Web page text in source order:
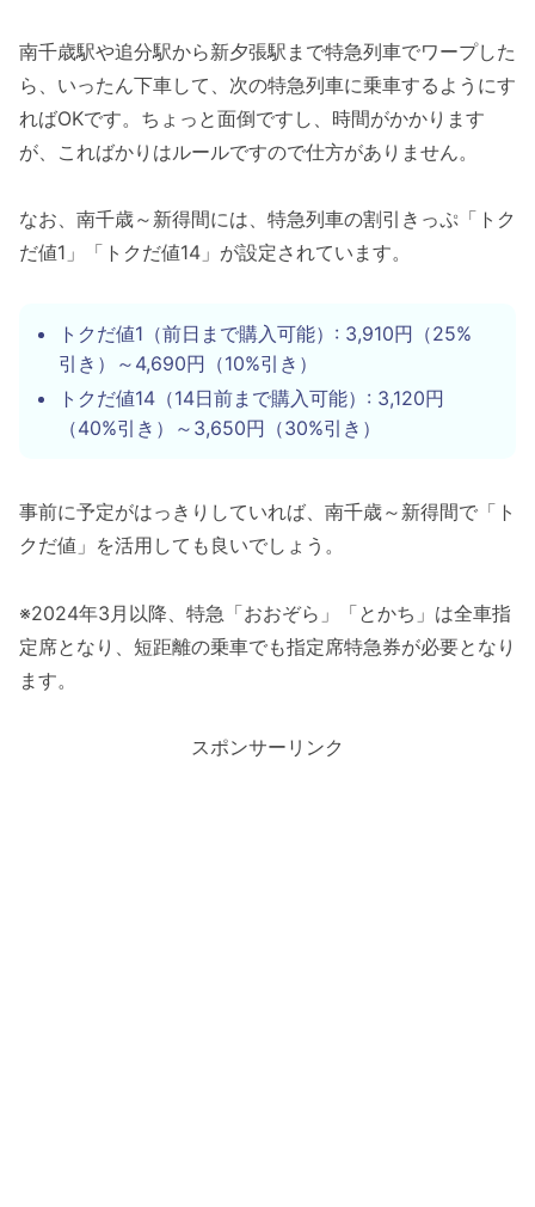
南千歳駅や追分駅から新夕張駅まで特急列車でワープした
ら、いったん下車して、次の特急列車に乗車するようにす
ればOKです。ちょっと面倒ですし、時間がかかります
が、こればかりはルールですので仕方がありません。
なお、南千歳～新得間には、特急列車の割引きっぷ「トク
だ値1」「トクだ値14」が設定されています。
トクだ値1（前日まで購入可能）: 3,910円（25%
引き）～4,690円（10%引き）
トクだ値14（14日前まで購入可能）: 3,120円
（40%引き）～3,650円（30%引き）
事前に予定がはっきりしていれば、南千歳～新得間で「ト
クだ値」を活用しても良いでしょう。
※2024年3月以降、特急「おおぞら」「とかち」は全車指
定席となり、短距離の乗車でも指定席特急券が必要となり
ます。
スポンサーリンク